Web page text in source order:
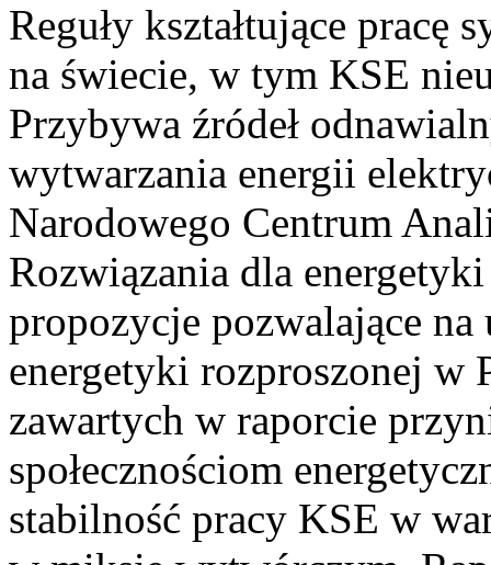
Reguły kształtujące pracę
na świecie, w tym KSE
Przybywa źródeł
wytwarzania energii
Narodowego Centrum
Rozwiązania dla
propozycje pozwalające
energetyki rozproszonej w
zawartych w raporcie
społecznościom
stabilność pracy KSE w